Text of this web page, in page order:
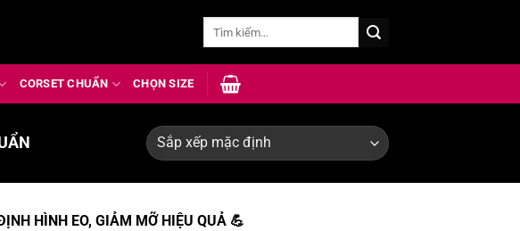
CORSET CHUẨN CHỌN SIZE
HÌNH EO, GIẢM MỠ HIỆU QUẢ 💪